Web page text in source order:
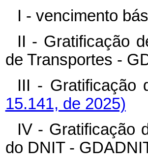
I - vencimento
II - Gratificação
de Transportes -
III -
15.141, de 2025)
IV - Gratificação
do DNIT -